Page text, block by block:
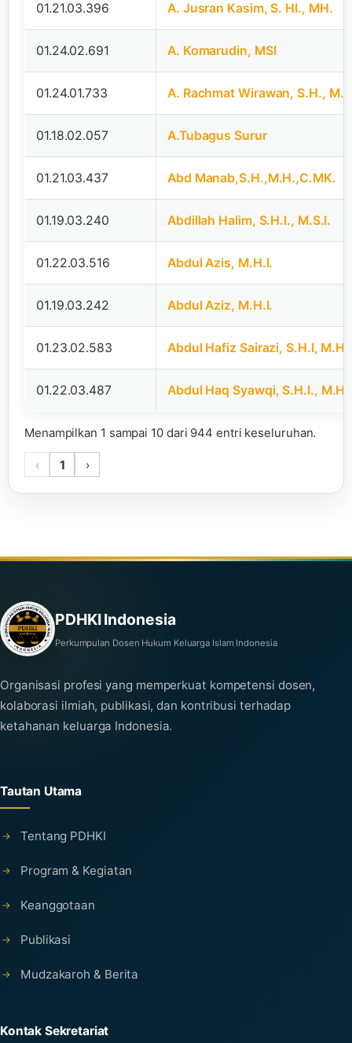
01.21.03.396 A. Jusran Kasim, S. HI., MH.
01.24.02.691 A. Komarudin, MSI
01.24.01.733 A. Rachmat Wirawan, S.H.,
01.18.02.057 A.Tubagus Surur
01.21.03.437 Abd Manab,S.H.,M.H.,C.MK.
01.19.03.240 Abdillah Halim, S.H.I., M.S.I.
01.22.03.516 Abdul Azis, M.H.I.
01.19.03.242 Abdul Aziz, M.H.I.
01.23.02.583 Abdul Hafiz Sairazi, S.H.I,
01.22.03.487 Abdul Haq Syawqi, S.H.I.,
Menampilkan 1 sampai 10 dari 944 entri keseluruhan.
‹ 1 ›
PDHKI Indonesia
Perkumpulan Dosen Hukum Keluarga Islam Indonesia
Organisasi profesi yang memperkuat kompetensi dosen,
kolaborasi ilmiah, publikasi, dan kontribusi terhadap
ketahanan keluarga Indonesia.
Tautan Utama
Tentang PDHKI
Program & Kegiatan
Keanggotaan
Publikasi
Mudzakaroh & Berita
Kontak Sekretariat